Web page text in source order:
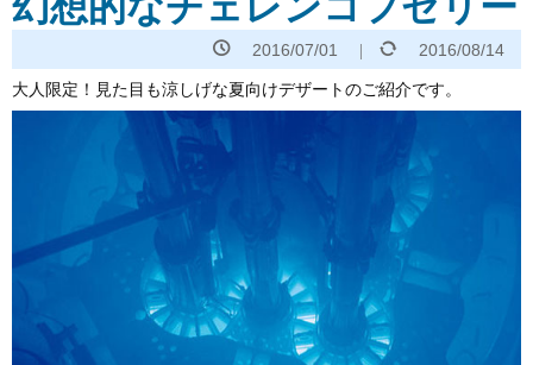
2016/07/01 2016/08/14
大人限定！見た目も涼しげな夏向けデザートのご紹介です。